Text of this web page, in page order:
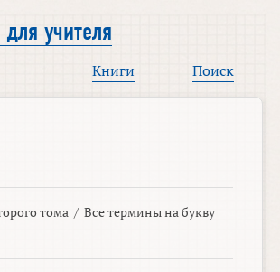
учителя
Книги Поиск
тома / Все термины на букву